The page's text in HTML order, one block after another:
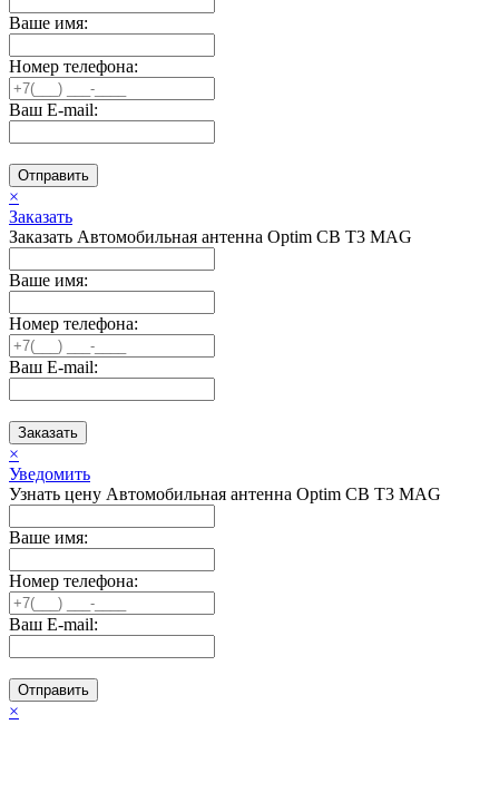
Ваше имя:
Номер телефона:
Ваш E-mail:
Отправить
×
Заказать
Заказать Автомобильная антенна Optim CB T3 MAG
Ваше имя:
Номер телефона:
Ваш E-mail:
Заказать
×
Уведомить
Узнать цену Автомобильная антенна Optim CB T3 MAG
Ваше имя:
Номер телефона:
Ваш E-mail:
Отправить
×